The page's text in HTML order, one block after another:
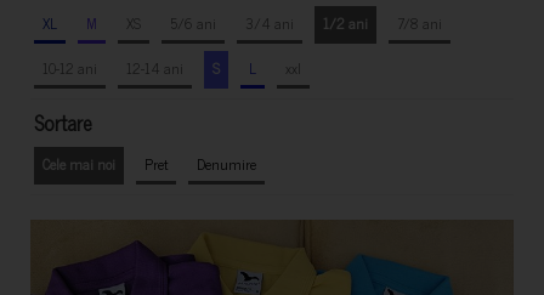
XL M XS 5/6 ani 3/4 ani 1/2 ani
7/8 ani
10-12 ani
12-14 ani S L xxl
Sortare
Cele mai noi Pret Denumire